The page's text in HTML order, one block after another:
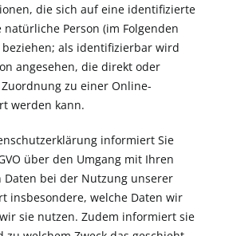
die sich auf eine identifizierte
Person (im Folgenden
beziehen; als identifizierbar wird
angesehen, die direkt oder
zu einer Online-
werden kann.
informiert Sie
über den Umgang mit Ihren
Daten bei der Nutzung unserer
insbesondere, welche Daten wir
sie nutzen. Zudem informiert sie